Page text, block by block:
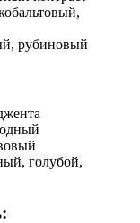
рубиновый
голубой,